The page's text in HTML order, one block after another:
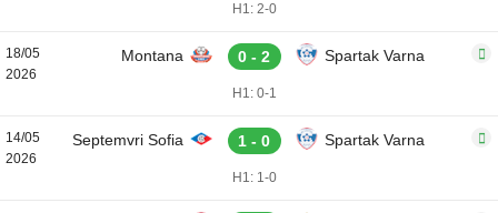
H1: 2-0
18/05
2026
Montana 0 - 2 Spartak Varna
H1: 0-1
14/05
2026
Septemvri Sofia 1 - 0 Spartak Varna
H1: 1-0